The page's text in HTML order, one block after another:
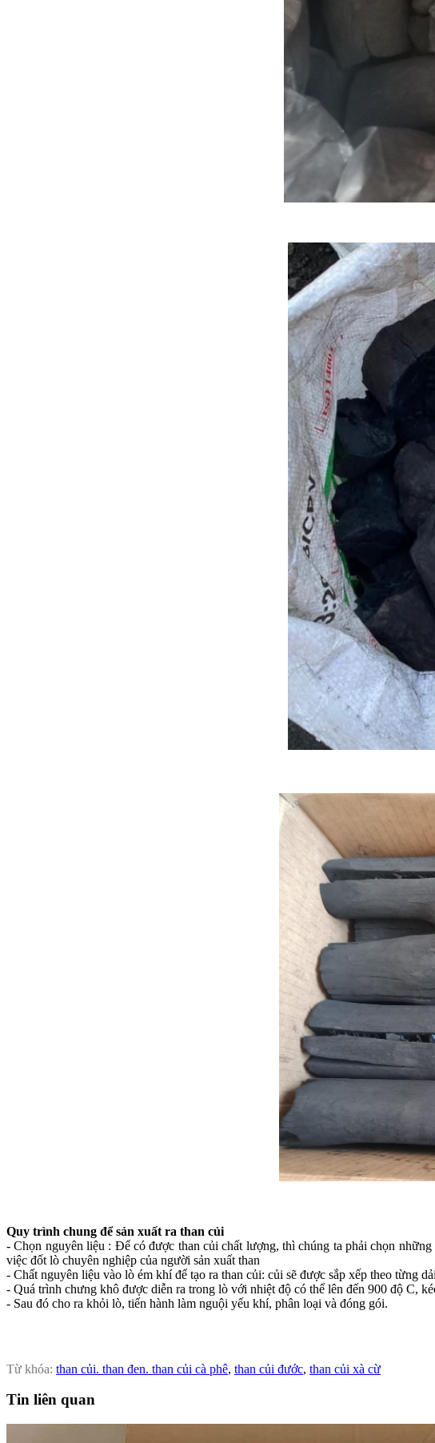
Quy trình chung để sản xuất ra than củi
- Chọn nguyên liệu : Để có được than củi chất lượng, thì chúng ta phải chọn
việc đốt lò chuyên nghiệp của người sản xuất than
- Chất nguyên liệu vào lò ém khí để tạo ra than củi: củi sẽ được sắp xếp theo từng
- Quá trình chưng khô được diễn ra trong lò với nhiệt độ có thể lên đến 900 độ C,
- Sau đó cho ra khỏi lò, tiến hành làm nguội yếu khí, phân loại và đóng gói.
Từ khóa: than củi. than đen. than củi cà phê, than củi đước, than củi xà cừ
Tin liên quan